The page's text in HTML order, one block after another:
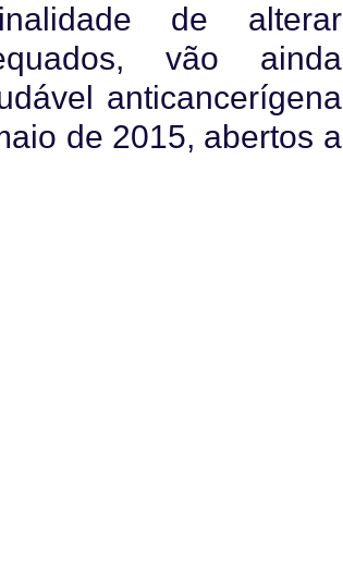
de alterar
vão ainda
anticancerígena
de 2015, abertos a